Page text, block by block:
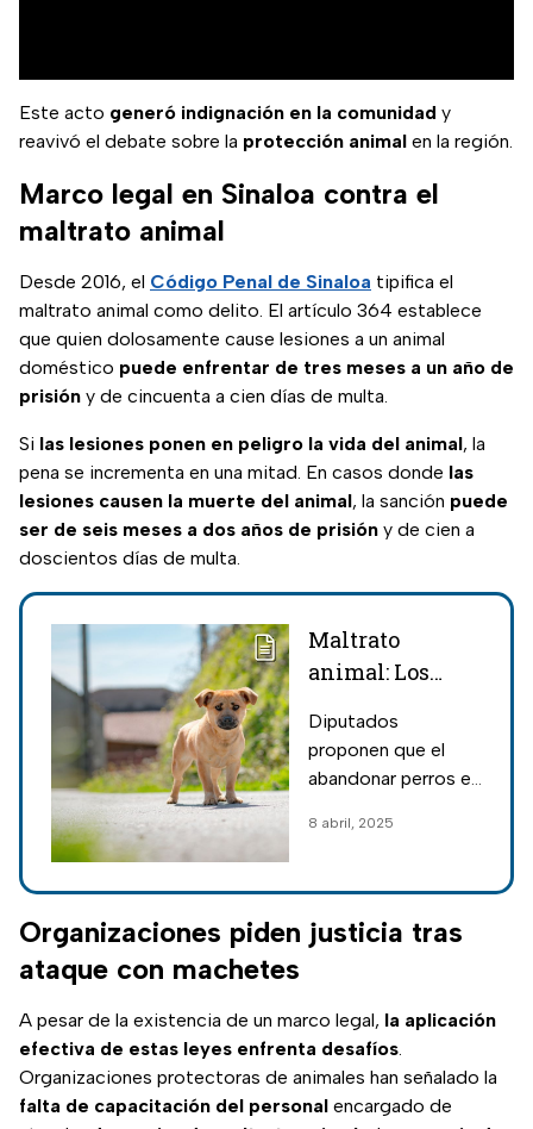
Este acto generó indignación en la comunidad y
reavivó el debate sobre la protección animal en la región.
Marco legal en Sinaloa contra el
maltrato animal
Desde 2016, el Código Penal de Sinaloa tipifica el
maltrato animal como delito. El artículo 364 establece
que quien dolosamente cause lesiones a un animal
doméstico puede enfrentar de tres meses a un año de
prisión y de cincuenta a cien días de multa.
Si las lesiones ponen en peligro la vida del animal, la
pena se incrementa en una mitad. En casos donde las
lesiones causen la muerte del animal, la sanción puede
ser de seis meses a dos años de prisión y de cien a
doscientos días de multa.
Maltrato
animal: Los
que podrías
recibir por
perros en la
Diputados
proponen que el
abandonar perros en
tipificado como
estos son los años
de cárcel que
podrían recibir las
8 abril, 2025
Organizaciones piden justicia tras
ataque con machetes
A pesar de la existencia de un marco legal, la aplicación
efectiva de estas leyes enfrenta desafíos.
Organizaciones protectoras de animales han señalado la
falta de capacitación del personal encargado de